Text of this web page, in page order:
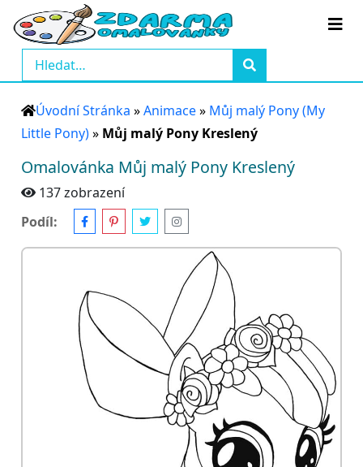
Úvodní Stránka »Animace» Můj malý Pony (My
Little Pony)» Můj malý Pony Kreslený
Omalovánka Můj malý Pony Kreslený
137 zobrazení
Podíl: